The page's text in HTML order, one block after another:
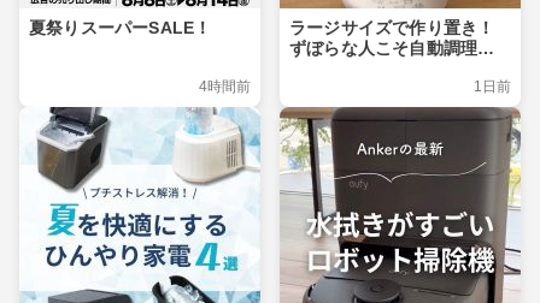
夏祭りスーパーSALE！
4時間前
ラージサイズで作り置き！
ずぼらな人こそ自動調理ポ
1日前